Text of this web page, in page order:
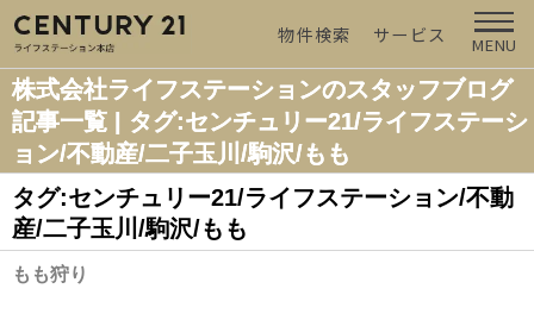
物件検索 サービス MENU
株式会社ライフステーションのスタッフブログ
記事一覧 | タグ:センチュリー21/ライフステーシ
ョン/不動産/二子玉川/駒沢/もも
タグ:センチュリー21/ライフステーション/不動
産/二子玉川/駒沢/もも
もも狩り